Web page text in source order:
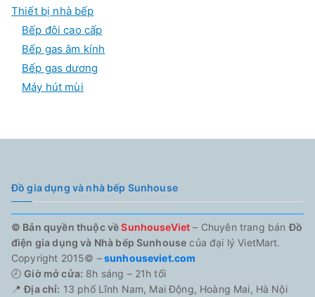
Thiết bị nhà bếp
Bếp đôi cao cấp
Bếp gas âm kính
Bếp gas dương
Máy hút mùi
Đồ gia dụng và nhà bếp Sunhouse
© Bản quyền thuộc vềSunhouseViet – Chuyên trang bánĐồ
điện gia dụng và Nhà bếp Sunhouse của đại lý VietMart.
Copyright 2015© –sunhouseviet.com
🕗Giờ mở cửa: 8h sáng – 21h tối
📍Địa chỉ: 13 phố Lĩnh Nam, Mai Động, Hoàng Mai, Hà Nội